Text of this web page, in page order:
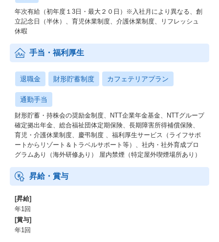
年次有給（初年度１3日・最大２０日）※入社月により異なる、創
立記念日（半休）、育児休業制度、介護休業制度、リフレッシュ
休暇
手当・福利厚生
退職金 財形貯蓄制度 カフェテリアプラン
通勤手当
財形貯蓄・持株会の奨励金制度、NTT企業年金基金、NTTグループ
確定拠出年金、総合福祉団体定期保険、長期障害所得補償保険、
育児・介護休業制度、慶弔制度 、福利厚生サービス（ライフサポ
ートからリゾート＆トラベルサポート等）、社内・社外育成プロ
グラムあり（海外研修あり） 屋内禁煙（特定屋外喫煙場所あり）
昇給・賞与
[昇給]
年1回
[賞与]
年1回